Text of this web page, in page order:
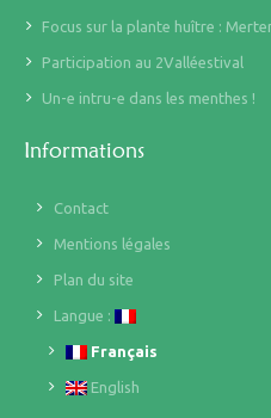
Focus sur la plante huître :
Participation au 2Valléestival
Un-e intru-e dans les menthes !
Informations
Contact
Mentions légales
Plan du site
Langue :
Français
English